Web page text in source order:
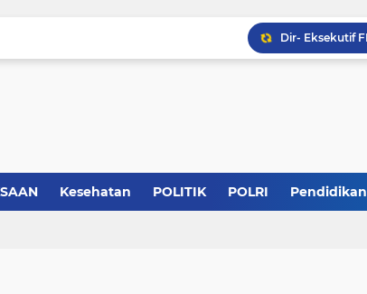
Kesehatan POLITIK POLRI Pendidikan